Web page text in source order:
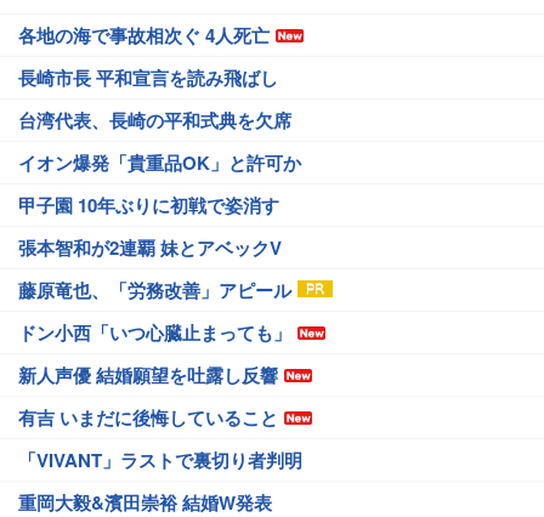
各地の海で事故相次ぐ 4人死亡
長崎市長 平和宣言を読み飛ばし
台湾代表、長崎の平和式典を欠席
イオン爆発「貴重品OK」と許可か
甲子園 10年ぶりに初戦で姿消す
張本智和が2連覇 妹とアベックV
藤原竜也、「労務改善」アピール
ドン小西「いつ心臓止まっても」
新人声優 結婚願望を吐露し反響
有吉 いまだに後悔していること
「VIVANT」ラストで裏切り者判明
重岡大毅&濱田崇裕 結婚W発表